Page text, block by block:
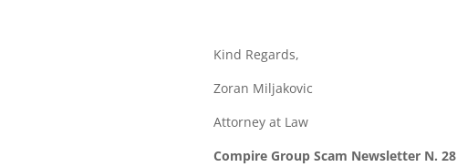
Kind Regards,
Zoran Miljakovic
Attorney at Law
Compire Group Scam Newsletter N. 28